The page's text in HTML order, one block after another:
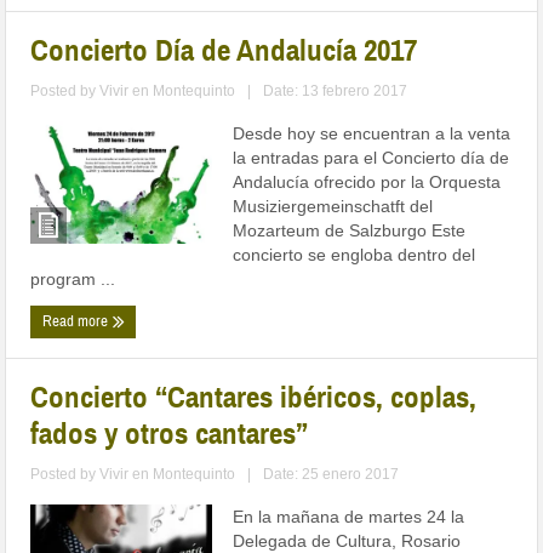
Concierto Día de Andalucía 2017
Posted byVivir en Montequinto Date: 13 febrero 2017
Desde hoy se encuentran a la venta
la entradas para el Concierto día de
Andalucía ofrecido por la Orquesta
Musiziergemeinschatft del
Mozarteum de Salzburgo Este
concierto se engloba dentro del
program ...
Read more
Concierto “Cantares ibéricos, coplas,
fados y otros cantares”
Posted byVivir en Montequinto Date: 25 enero 2017
En la mañana de martes 24 la
Delegada de Cultura, Rosario